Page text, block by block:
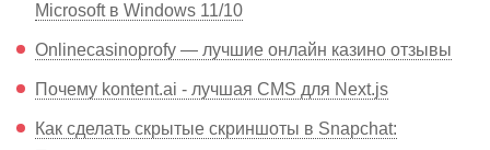
Microsoft в Windows 11/10
Onlinecasinoprofy — лучшие онлайн казино отзывы
Почему kontent.ai - лучшая CMS для Next.js
Как сделать скрытые скриншоты в Snapchat: